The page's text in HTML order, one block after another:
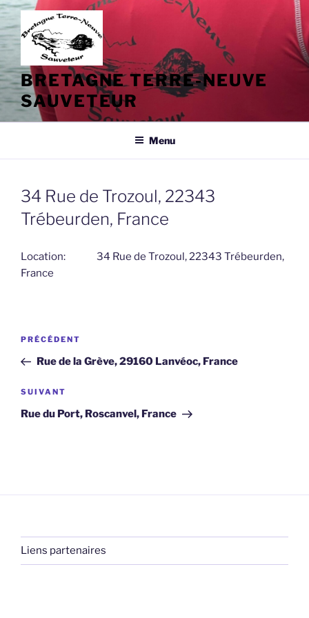
Aller
au
contenu
principal
BRETAGNE TERRE-NEUVE
SAUVETEUR
Menu
34 Rue de Trozoul, 22343
Trébeurden, France
Location:
34 Rue de Trozoul, 22343 Trébeurden,
France
Navigation
l’article
Article
précédent
PRÉCÉDENT
Rue de la Grève, 29160 Lanvéoc, France
Article
suivant
SUIVANT
Rue du Port, Roscanvel, France
Liens partenaires